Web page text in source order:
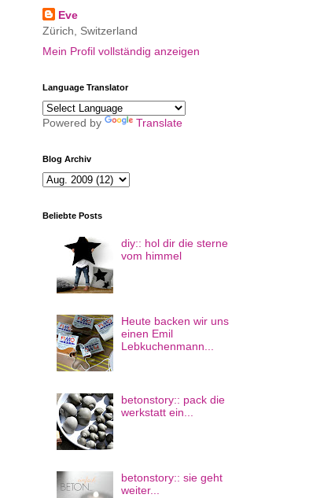
Eve
Zürich, Switzerland
Mein Profil vollständig anzeigen
Language Translator
Powered by Translate
Blog Archiv
Beliebte Posts
diy:: hol dir die sterne
vom himmel
Heute backen wir uns
einen Emil
Lebkuchenmann...
betonstory:: pack die
werkstatt ein...
betonstory:: sie geht
weiter...